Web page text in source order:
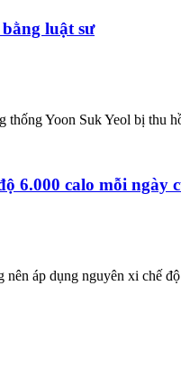
luật sư
thống Yoon Suk Yeol bị
6.000 calo mỗi ngày
áp dụng nguyên xi chế